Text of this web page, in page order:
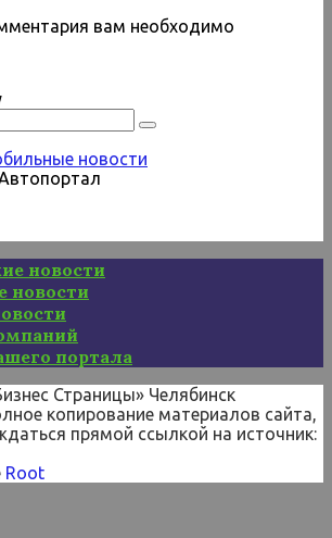
вам необходимо
новости
новости
портала
Страницы» Челябинск
копирование материалов сайта,
прямой ссылкой на источник:
Root